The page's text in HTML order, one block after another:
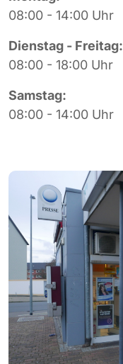
08:00 - 14:00 Uhr
Dienstag - Freitag:
08:00 - 18:00 Uhr
Samstag:
08:00 - 14:00 Uhr